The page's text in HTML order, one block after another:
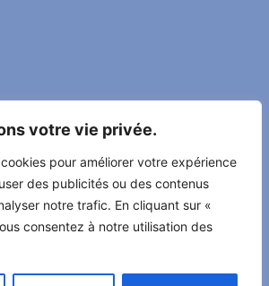
votre vie privée.
pour améliorer votre expérience
des publicités ou des contenus
notre trafic. En cliquant sur «
consentez à notre utilisation des
ma santé ma vie 2022